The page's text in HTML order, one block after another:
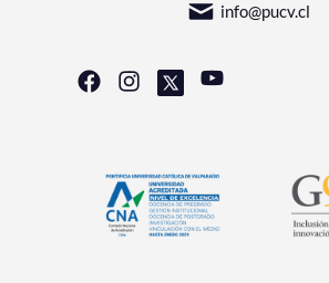
info@pucv.cl